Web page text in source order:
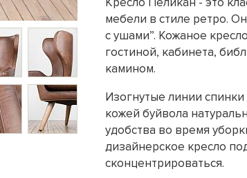
мебели в стиле ретро.
с ушами”. Кожаное
гостиной, кабинета,
камином.
Изогнутые линии
кожей буйвола
удобства во время
дизайнерское кресло
сконцентрироваться.